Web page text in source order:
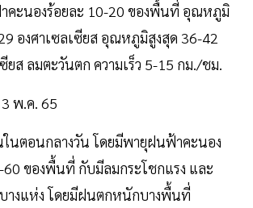
คะนองร้อยละ 10-20 ของพื้นที่ อุณหภูมิ
องศาเซลเซียส อุณหภูมิสูงสุด 36-42
ยส ลมตะวันตก ความเร็ว 5-15 กม./ชม.
พ.ค. 65
ในตอนกลางวัน โดยมีพายุฝนฟ้าคะนอง
60 ของพื้นที่ กับมีลมกระโชกแรง และ
างแห่ง โดยมีฝนตกหนักบางพื้นที่